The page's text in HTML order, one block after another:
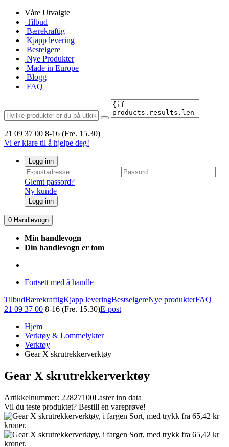
Våre Utvalgte
Tilbud
Bærekraftig
Kjapp levering
Bestelgere
Nye Produkter
Made in Europe
Blogg
FAQ
21 09 37 00 8-16 (Fre. 15.30)
Vi er klare til å hjelpe deg!
Logg inn
Glemt passord?
Ny kunde
Logg inn
0 Handlevogn
Min handlevogn
Din handlevogn er tom
Fortsett med å handle
TilbudBærekraftigKjapp leveringBestselgereNye produkterFAQ
21 09 37 00 8-16 (Fre. 15.30)E-post
Hjem
Verktøy & Lommelykter
Verktøy
Gear X skrutrekkerverktøy
Gear X skrutrekkerverktøy
Artikkelnummer: 22827100Laster inn data
Vil du teste produktet? Bestill en vareprøve!